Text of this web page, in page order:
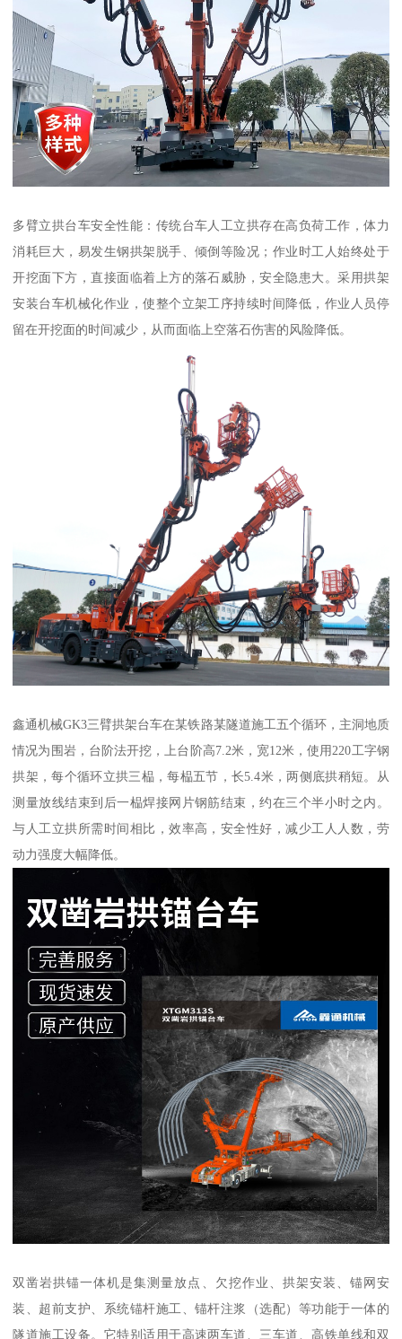
多臂立拱台车安全性能：传统台车人工立拱存在高负荷工作，体力
消耗巨大，易发生钢拱架脱手、倾倒等险况；作业时工人始终处于
开挖面下方，直接面临着上方的落石威胁，安全隐患大。采用拱架
安装台车机械化作业，使整个立架工序持续时间降低，作业人员停
留在开挖面的时间减少，从而面临上空落石伤害的风险降低。
鑫通机械GK3三臂拱架台车在某铁路某隧道施工五个循环，主洞地质
情况为围岩，台阶法开挖，上台阶高7.2米，宽12米，使用220工字钢
拱架，每个循环立拱三榀，每榀五节，长5.4米，两侧底拱稍短。从
测量放线结束到后一榀焊接网片钢筋结束，约在三个半小时之内。
与人工立拱所需时间相比，效率高，安全性好，减少工人人数，劳
动力强度大幅降低。
双凿岩拱锚一体机是集测量放点、欠挖作业、拱架安装、锚网安
装、超前支护、系统锚杆施工、锚杆注浆（选配）等功能于一体的
隧道施工设备。它特别适用于高速两车道、三车道、高铁单线和双